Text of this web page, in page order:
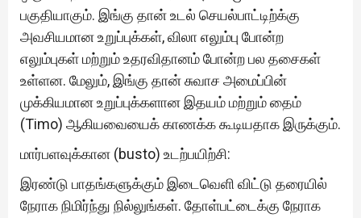
பகுதியாகும். இங்கு தான் உடல் செயல்பாட்டிற்க்கு
அவசியமான உறுப்புக்கள், விலா எலும்பு போன்ற
எலும்புகள் மற்றும் உதரவிதானம் போன்ற பல தசைகள்
உள்ளன. மேலும், இங்கு தான் சுவாச அமைப்பின்
முக்கியமான உறுப்புக்களான இதயம் மற்றும் தைம்
(Timo) ஆகியவையைக் காணக்க கூடியதாக இருக்கும்.
மார்பளவுக்கான (busto) உடற்பயிற்சி:
இரண்டு பாதங்களுக்கும் இடைவெளி விட்டு தரையில்
நேராக நிமிர்ந்து நில்லுங்கள். தோள்பட்டைக்கு நேராக